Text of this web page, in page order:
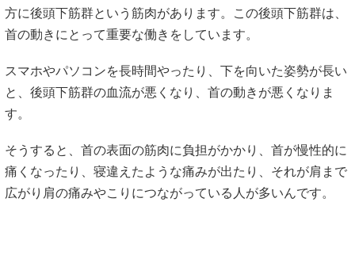
方に後頭下筋群という筋肉があります。この後頭下筋群は、
首の動きにとって重要な働きをしています。
スマホやパソコンを長時間やったり、下を向いた姿勢が長い
と、後頭下筋群の血流が悪くなり、首の動きが悪くなりま
す。
そうすると、首の表面の筋肉に負担がかかり、首が慢性的に
痛くなったり、寝違えたような痛みが出たり、それが肩まで
広がり肩の痛みやこりにつながっている人が多いんです。